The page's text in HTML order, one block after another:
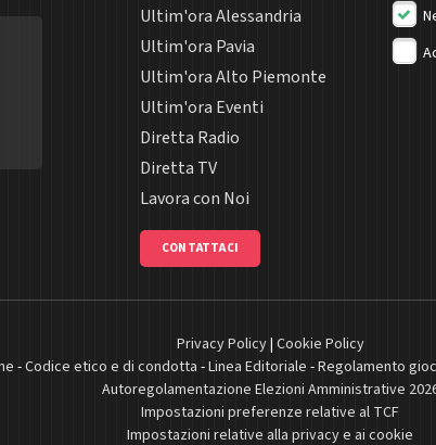
Ultim'ora Alessandria
Ultim'ora Pavia
Ultim'ora Alto Piemonte
Ultim'ora Eventi
Diretta Radio
Diretta TV
Lavora con Noi
CONTATTACI
Privacy Policy| Cookie Policy
-Codice etico e di condotta -Linea Editoriale -Regolamento
Autoregolamentazione Elezioni Amministrative
Impostazioni preferenze relative al TCF
Impostazioni relative alla privacy e ai cookie